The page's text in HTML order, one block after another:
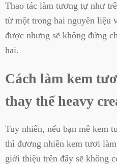
Thao tác làm tương tự như
từ một trong hai nguyên liệu
được nhưng sẽ không đứng
hai.
Cách làm kem
thay thế heavy
Tuy nhiên, nếu bạn mê kem
thì đương nhiên kem tươi
giới thiệu trên đây sẽ không